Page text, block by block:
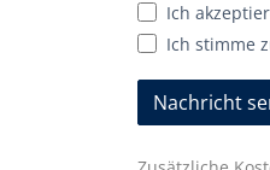
Ich
Ich stimme
Nachricht